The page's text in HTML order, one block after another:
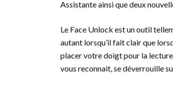
Assistante ainsi que deux
Le Face Unlock est un outil
autant lorsqu’il fait clair que
placer votre doigt pour la
vous reconnait, se déverrouille